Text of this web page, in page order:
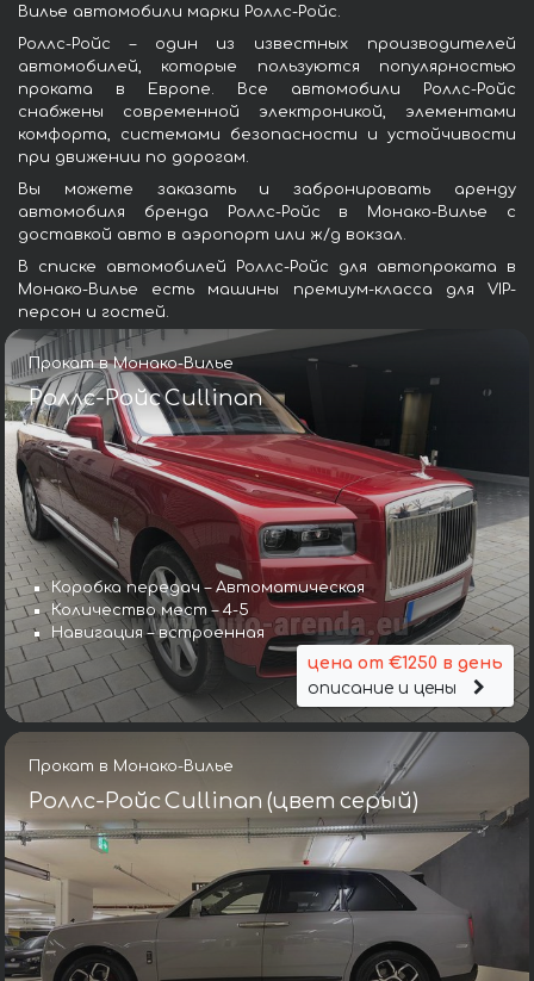
Вилье автомобили марки Роллс-Ройс.
Роллс-Ройс – один из известных производителей
автомобилей, которые пользуются популярностью
проката в Европе. Все автомобили Роллс-Ройс
снабжены современной электроникой, элементами
комфорта, системами безопасности и устойчивости
при движении по дорогам.
Вы можете заказать и забронировать аренду
автомобиля бренда Роллс-Ройс в Монако-Вилье с
доставкой авто в аэропорт или ж/д вокзал.
В списке автомобилей Роллс-Ройс для автопроката в
Монако-Вилье есть машины премиум-класса для VIP-
персон и гостей.
Прокат в Монако-Вилье
Роллс-Ройс Cullinan
Коробка передач – Автоматическая
Количество мест – 4-5
Навигация – встроенная
цена от €1250 в день
описание и цены
Прокат в Монако-Вилье
Роллс-Ройс Cullinan (цвет серый)